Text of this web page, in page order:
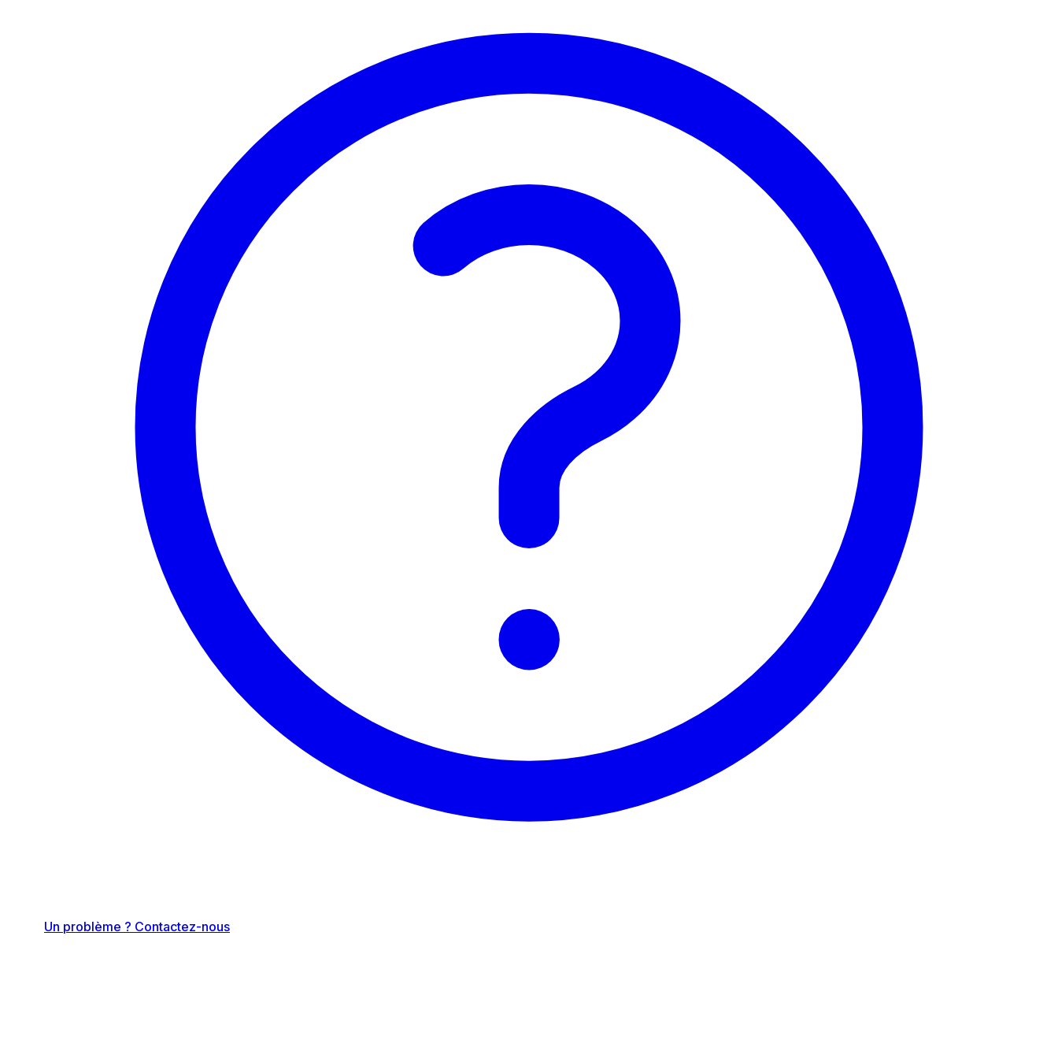
Un problème ? Contactez-nous